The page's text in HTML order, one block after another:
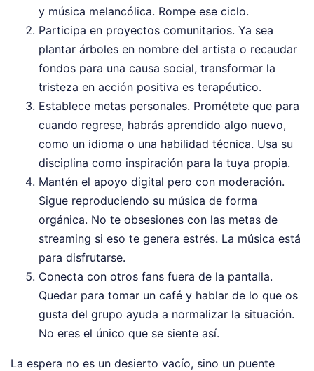
y música melancólica. Rompe ese ciclo.
Participa en proyectos comunitarios. Ya sea
plantar árboles en nombre del artista o recaudar
fondos para una causa social, transformar la
tristeza en acción positiva es terapéutico.
Establece metas personales. Prométete que para
cuando regrese, habrás aprendido algo nuevo,
como un idioma o una habilidad técnica. Usa su
disciplina como inspiración para la tuya propia.
Mantén el apoyo digital pero con moderación.
Sigue reproduciendo su música de forma
orgánica. No te obsesiones con las metas de
streaming si eso te genera estrés. La música está
para disfrutarse.
Conecta con otros fans fuera de la pantalla.
Quedar para tomar un café y hablar de lo que os
gusta del grupo ayuda a normalizar la situación.
No eres el único que se siente así.
La espera no es un desierto vacío, sino un puente